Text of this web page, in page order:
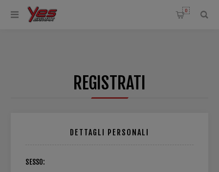
0
REGISTRATI
DETTAGLI PERSONALI
SESSO: